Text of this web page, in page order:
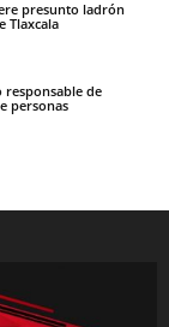
presunto ladrón
Tlaxcala
responsable de
personas